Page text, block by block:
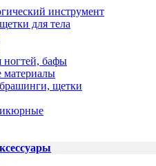
инструмент
для тела
ногтей, бафы
материалы
щетки